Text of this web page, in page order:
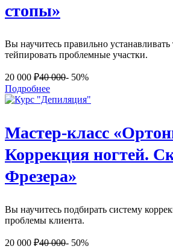
стопы»
Вы научитесь правильно
тейпировать проблемные участки.
20 000 ₽40 000- 50%
Подробнее
Мастер-класс
Коррекция ногтей.
Фрезера»
Вы научитесь подбирать систему
проблемы клиента.
20 000 ₽40 000- 50%